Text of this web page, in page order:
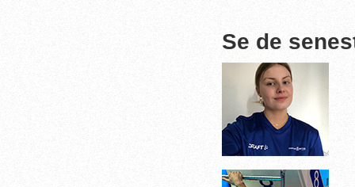
Se de